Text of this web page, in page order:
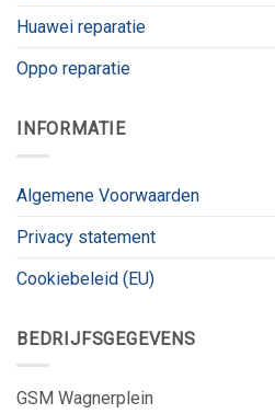
Huawei reparatie
Oppo reparatie
INFORMATIE
Algemene Voorwaarden
Privacy statement
Cookiebeleid (EU)
BEDRIJFSGEGEVENS
GSM Wagnerplein